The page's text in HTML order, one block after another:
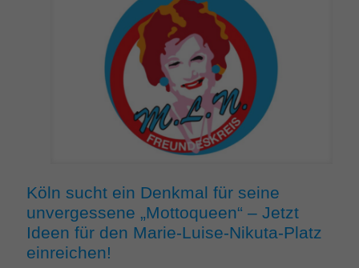
Köln sucht ein Denkmal für seine
unvergessene „Mottoqueen“ – Jetzt
Ideen für den Marie-Luise-Nikuta-Platz
einreichen!